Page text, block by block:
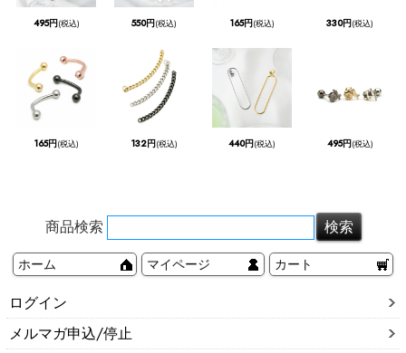
495円(税込) 550円(税込) 165円(税込) 330円(税込)
165円(税込) 132円(税込) 440円(税込) 495円(税込)
商品検索
ホーム マイページ カート
ログイン
メルマガ申込/停止